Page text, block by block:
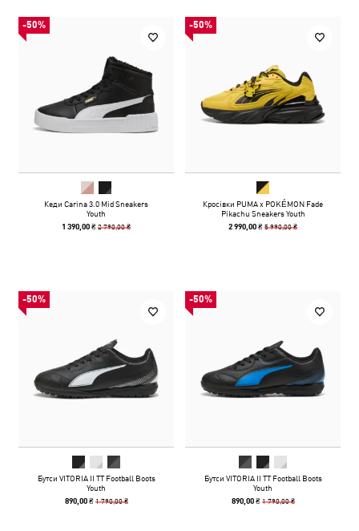
-50%
Кеди Carina 3.0 Mid Sneakers
Youth
1 390,00 ₴2 790,00 ₴
-50%
Кросівки PUMA x POKÉMON Fade
Pikachu Sneakers Youth
2 990,00 ₴5 990,00 ₴
-50%
Бутси VITORIA II TT Football Boots
Youth
890,00 ₴ 1 790,00 ₴
-50%
Бутси VITORIA II TT Football Boots
Youth
890,00 ₴ 1 790,00 ₴